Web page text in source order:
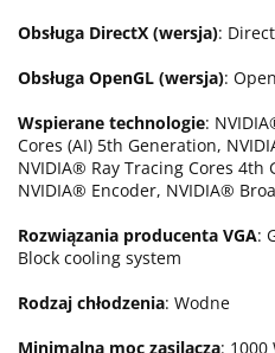
Obsługa DirectX (wersja):
Obsługa OpenGL (wersja):
Wspierane technologie:
Cores (AI) 5th Generation,
NVIDIA® Ray Tracing Cores 4th
NVIDIA® Encoder, NVIDIA®
Rozwiązania producenta VGA:
Block cooling system
Rodzaj chłodzenia: Wodne
Minimalna moc zasilacza: 1000